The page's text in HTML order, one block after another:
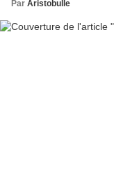
Par Aristobulle